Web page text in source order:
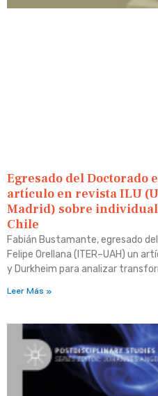
Egresado del Doctorado
artículo en revista ILU
Madrid) sobre
Chile
Fabián Bustamante, egresado
Felipe Orellana (ITER–UAH) un
y Durkheim para analizar
Leer Más »